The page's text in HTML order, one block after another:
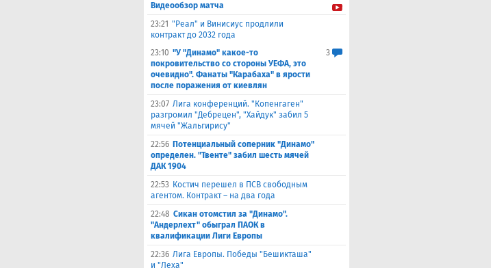
Видеообзор матча
23:21 "Реал" и Винисиус продлили
контракт до 2032 года
23:10 "У "Динамо" какое-то
покровительство со стороны УЕФА, это
очевидно". Фанаты "Карабаха" в ярости
после поражения от киевлян
3
23:07 Лига конференций. "Копенгаген"
разгромил "Дебрецен", "Хайдук" забил 5
мячей "Жальгирису"
22:56 Потенциальный соперник "Динамо"
определен. "Твенте" забил шесть мячей
ДАК 1904
22:53 Костич перешел в ПСВ свободным
агентом. Контракт – на два года
22:48 Сикан отомстил за "Динамо".
"Андерлехт" обыграл ПАОК в
квалификации Лиги Европы
22:36 Лига Европы. Победы "Бешикташа"
и "Леха"